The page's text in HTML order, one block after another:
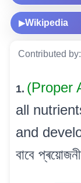
▶Wikipedia
Contributed by:
1. (Proper
all
and
বাবে